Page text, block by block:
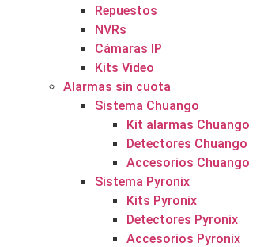
Repuestos
NVRs
Cámaras IP
Kits Video
Alarmas sin cuota
Sistema Chuango
Kit alarmas Chuango
Detectores Chuango
Accesorios Chuango
Sistema Pyronix
Kits Pyronix
Detectores Pyronix
Accesorios Pyronix